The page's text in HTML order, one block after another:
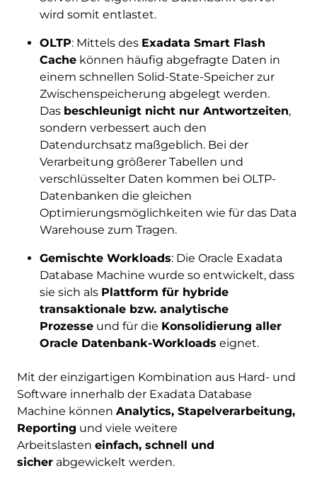
wird somit entlastet.
OLTP: Mittels des Exadata Smart Flash
Cache können häufig abgefragte Daten in
einem schnellen Solid-State-Speicher zur
Zwischenspeicherung abgelegt werden.
Das beschleunigt nicht nur Antwortzeiten,
sondern verbessert auch den
Datendurchsatz maßgeblich. Bei der
Verarbeitung größerer Tabellen und
verschlüsselter Daten kommen bei OLTP-
Datenbanken die gleichen
Optimierungsmöglichkeiten wie für das Data
Warehouse zum Tragen.
Gemischte Workloads: Die Oracle Exadata
Database Machine wurde so entwickelt, dass
sie sich als Plattform für hybride
transaktionale bzw. analytische
Prozesse und für die Konsolidierung aller
Oracle Datenbank-Workloads eignet.
Mit der einzigartigen Kombination aus Hard- und
Software innerhalb der Exadata Database
Machine können Analytics, Stapelverarbeitung,
Reporting und viele weitere
Arbeitslasten einfach, schnell und
sicher abgewickelt werden.